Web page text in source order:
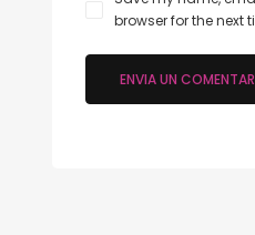
browser for the next